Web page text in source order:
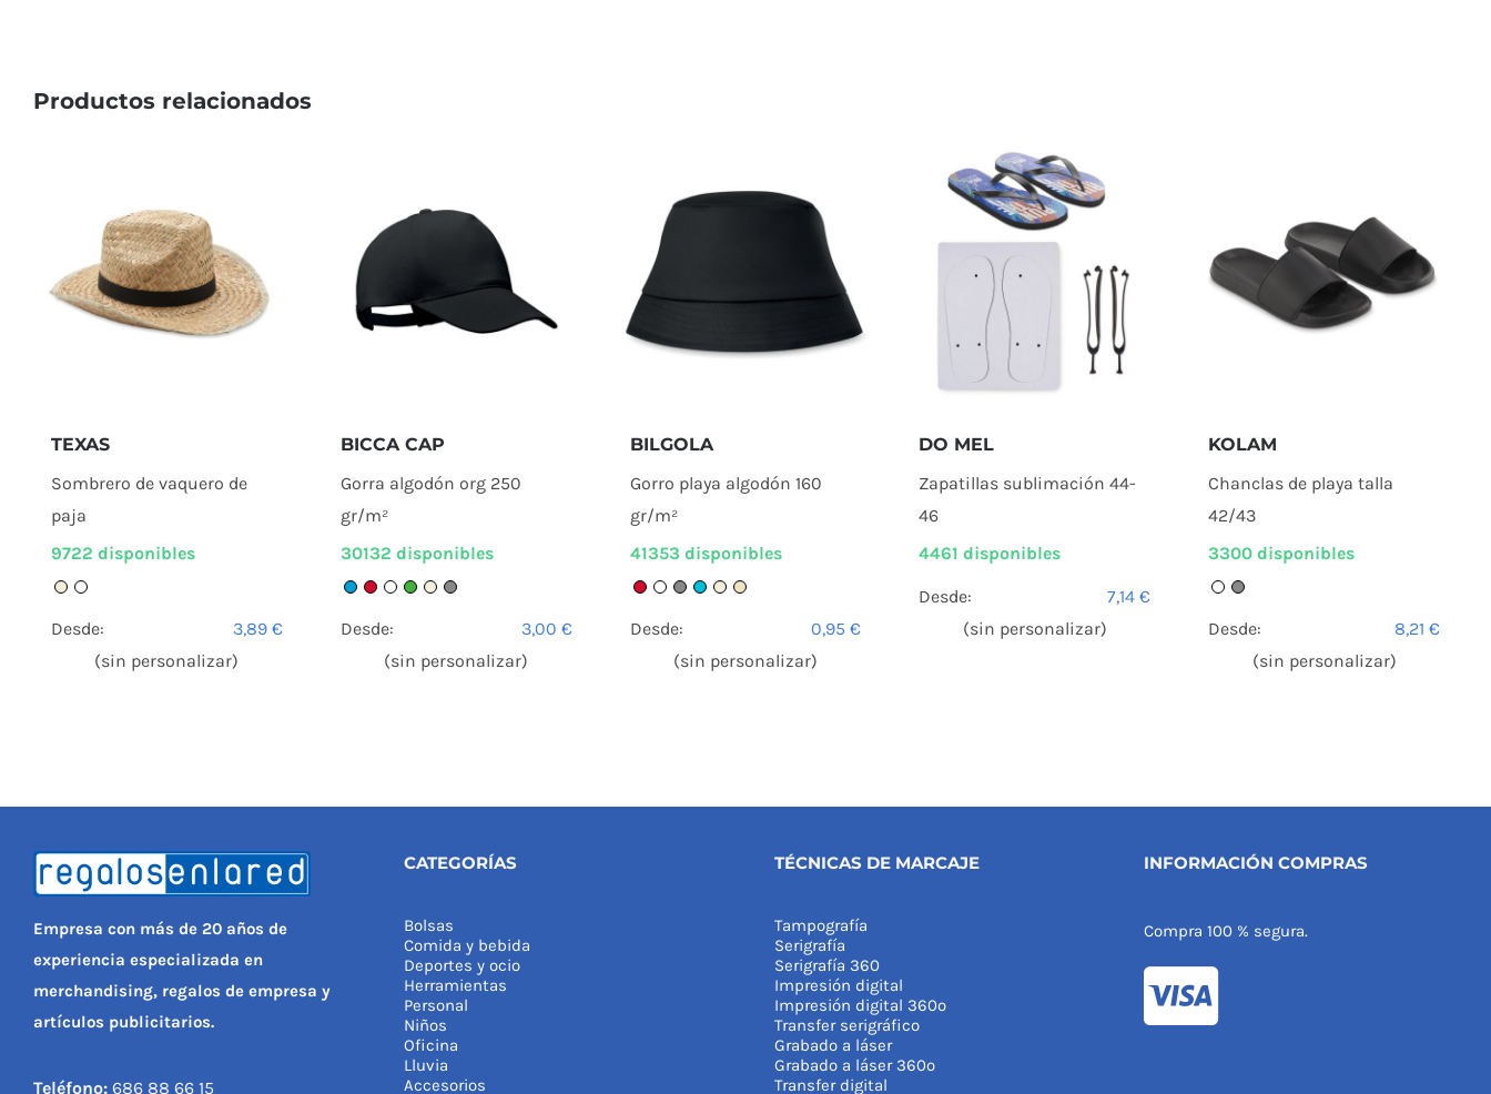
Productos relacionados
TEXAS
Sombrero de vaquero de
paja
9722 disponibles
Desde: 3,89 €
(sin personalizar)
BICCA CAP
Gorra algodón org 250
gr/m²
30132 disponibles
Desde: 3,00 €
(sin personalizar)
BILGOLA
Gorro playa algodón 160
gr/m²
41353 disponibles
Desde: 0,95€
(sin personalizar)
DO MEL
Zapatillas sublimación 44-
46
4461 disponibles
Desde: 7,14€
(sin personalizar)
KOLAM
Chanclas de playa talla
42/43
3300 disponibles
Desde: 8,21€
(sin personalizar)
Empresa con más de 20 años de
experiencia especializada en
merchandising, regalos de empresa y
artículos publicitarios.
Teléfono:686 88 66 15
CATEGORÍAS
Bolsas
Comida y bebida
Deportes y ocio
Herramientas
Personal
Niños
Oficina
Lluvia
Accesorios
TÉCNICAS DE MARCAJE
Tampografía
Serigrafía
Serigrafía 360
Impresión digital
Impresión digital 360º
Transfer serigráfico
Grabado a láser
Grabado a láser 360º
Transfer digital
INFORMACIÓN COMPRAS
Compra 100 % segura.